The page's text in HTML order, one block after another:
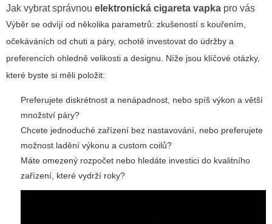
Jak vybrat správnou elektronická cigareta vapka pro vás
Výběr se odvíjí od několika parametrů: zkušeností s kouřením,
očekáváních od chuti a páry, ochotě investovat do údržby a
preferencích ohledně velikosti a designu. Níže jsou klíčové otázky,
které byste si měli položit:
Preferujete diskrétnost a nenápadnost, nebo spíš výkon a větší
množství páry?
Chcete jednoduché zařízení bez nastavování, nebo preferujete
možnost ladění výkonu a custom coilů?
Máte omezený rozpočet nebo hledáte investici do kvalitního
zařízení, které vydrží roky?